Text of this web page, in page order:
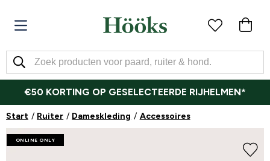
€50 KORTING OP GESELECTEERDE RIJHELMEN*
Start Ruiter Dameskleding Accessoires
ONLINE ONLY